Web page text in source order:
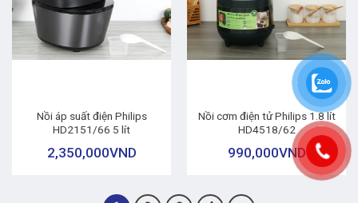
Nồi áp suất điện Philips
HD2151/66 5 lít
2,350,000VND
Nồi cơm điện tử Philips 1.8 lít
HD4518/62
990,000VND